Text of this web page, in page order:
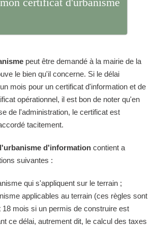
peut être demandé à la mairie de la
le bien qu'il concerne. Si le délai
mois pour un certificat d'information et de
opérationnel, il est bon de noter qu'en
de l'administration, le certificat est
tacitement.
d'information contient a
suivantes :
qui s'appliquent sur le terrain ;
applicables au terrain (ces règles sont
18 mois si un permis de construire est
ce délai, autrement dit, le calcul des taxes